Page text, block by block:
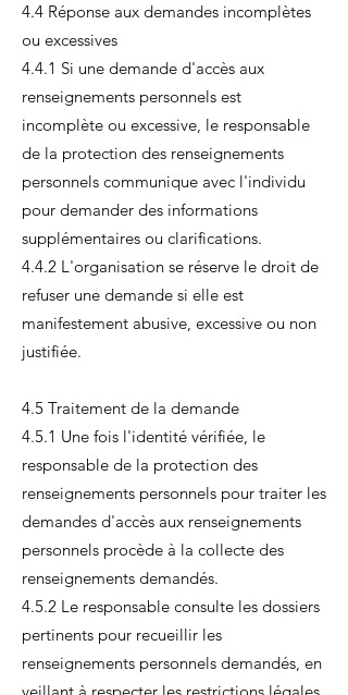
4.4 Réponse aux demandes incomplètes
ou excessives
4.4.1 Si une demande d'accès aux
renseignements personnels est
incomplète ou excessive, le responsable
de la protection des renseignements
personnels communique avec l'individu
pour demander des informations
supplémentaires ou clarifications.
4.4.2 L'organisation se réserve le droit de
refuser une demande si elle est
manifestement abusive, excessive ou non
justifiée.
4.5 Traitement de la demande
4.5.1 Une fois l'identité vérifiée, le
responsable de la protection des
renseignements personnels pour traiter les
demandes d'accès aux renseignements
personnels procède à la collecte des
renseignements demandés.
4.5.2 Le responsable consulte les dossiers
pertinents pour recueillir les
renseignements personnels demandés, en